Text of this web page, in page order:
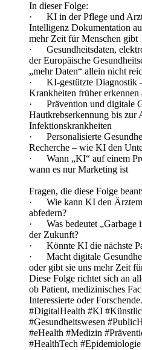
In dieser Folge:
· KI in der Pflege und
Intelligenz Dokumentation
mehr Zeit für Menschen gibt
· Gesundheitsdaten,
der Europäische
„mehr Daten“ allein nicht
· KI-gestützte Diagnostik
Krankheiten früher erkennen
· Prävention und digitale
Hautkrebserkennung bis zur
Infektionskrankheiten
· Personalisierte
Recherche – wie KI den
· Wann „KI“ auf einem
wann es nur Marketing ist
Fragen, die diese Folge
· Wie kann KI den
abfedern?
· Was bedeutet „Garbage
der Zukunft?
· Könnte KI die nächste
· Macht digitale
oder gibt sie uns mehr Zeit
Diese Folge richtet sich an
ob Patient, medizinisches
Interessierte oder Forschende.
#DigitalHealth #KI
#Gesundheitswesen
#eHealth #Medizin
#HealthTech